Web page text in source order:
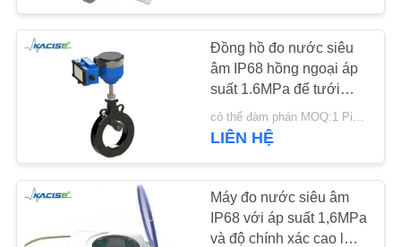
VỀ
CHÚNG
QUAN
NHÀ
Cảm biến áp suất
chính xác
802
939
Đồng hồ đo nước siêu
âm IP68 hồng ngoại áp
suất 1.6MPa để tưới
bằng nguồn pin
có thể đàm phán MOQ:1 Piece/Pieces
LIÊN HỆ
Máy đo nước siêu âm
IP68 với áp suất 1,6MPa
và độ chính xác cao lớp